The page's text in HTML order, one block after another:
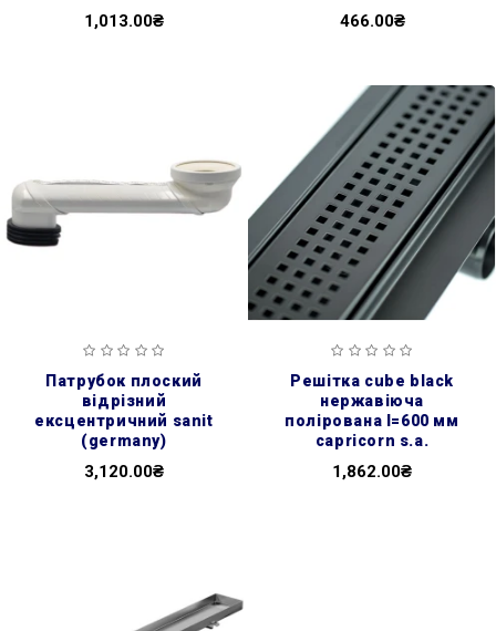
1,013.00₴ 466.00₴
патрубок плоский
відрізний
ексцентричний sanit
(germany)
3,120.00₴
решітка cube black
нержавіюча
полірована l=600 мм
capricorn s.a.
1,862.00₴